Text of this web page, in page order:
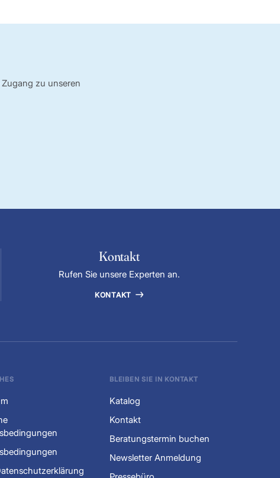
zu unseren
Kontakt
Rufen Sie unsere Experten an.
KONTAKT
BLEIBEN SIE IN KONTAKT
Katalog
Kontakt
Beratungstermin buchen
Newsletter Anmeldung